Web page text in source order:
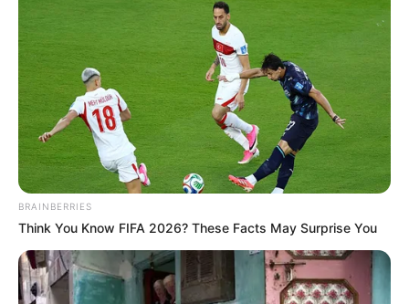
Why Big Bang Theory Fans Despise These 8
Characters
Sensational Seductress: Demi Moore's Most
Scandalous Performances
BRAINBERRIES
Think You Know FIFA 2026? These Facts May Surprise You